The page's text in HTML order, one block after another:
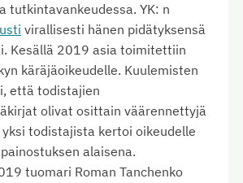
tutkintavankeudessa. YK: n
virallisesti hänen pidätyksensä
Kesällä 2019 asia toimitettiin
käräjäoikeudelle. Kuulemisten
että todistajien
olivat osittain väärennettyjä
todistajista kertoi oikeudelle
alaisena.
tuomari Roman Tanchenko